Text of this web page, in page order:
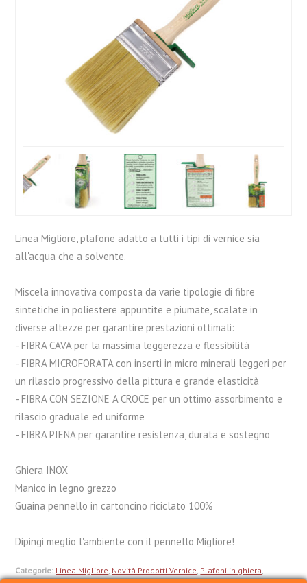
Linea Migliore, plafone adatto a tutti i tipi di vernice sia
all'acqua che a solvente.
Miscela innovativa composta da varie tipologie di fibre
sintetiche in poliestere appuntite e piumate, scalate in
diverse altezze per garantire prestazioni ottimali:
- FIBRA CAVA per la massima leggerezza e flessibilità
- FIBRA MICROFORATA con inserti in micro minerali leggeri per
un rilascio progressivo della pittura e grande elasticità
- FIBRA CON SEZIONE A CROCE per un ottimo assorbimento e
rilascio graduale ed uniforme
- FIBRA PIENA per garantire resistenza, durata e sostegno
Ghiera INOX
Manico in legno grezzo
Guaina pennello in cartoncino riciclato 100%
Dipingi meglio l'ambiente con il pennello Migliore!
Categorie: Linea Migliore, Novità Prodotti Vernice, Plafoni in ghiera,